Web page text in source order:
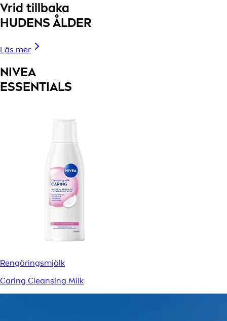
Vrid tillbaka
HUDENS ÅLDER
Läs mer
NIVEA
ESSENTIALS
Rengöringsmjölk
Caring Cleansing Milk